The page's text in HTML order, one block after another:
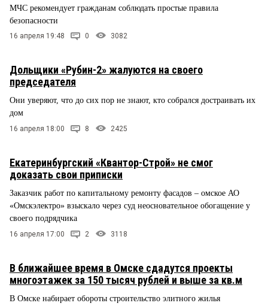
МЧС рекомендует гражданам соблюдать простые правила
безопасности
16 апреля 19:48 0 3082
Дольщики «Рубин-2» жалуются на своего
председателя
Они уверяют, что до сих пор не знают, кто собрался достраивать их
дом
16 апреля 18:00 8 2425
Екатеринбургский «Квантор-Строй» не смог
доказать свои приписки
Заказчик работ по капитальному ремонту фасадов – омское АО
«Омскэлектро» взыскало через суд неосновательное обогащение у
своего подрядчика
16 апреля 17:00 2 3118
В ближайшее время в Омске сдадутся проекты
многоэтажек за 150 тысяч рублей и выше за кв.м
В Омске набирает обороты строительство элитного жилья